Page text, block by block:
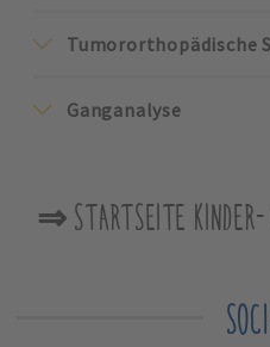
Tumororthopädische
Ganganalyse
⇒ STARTSEITE KINDER-